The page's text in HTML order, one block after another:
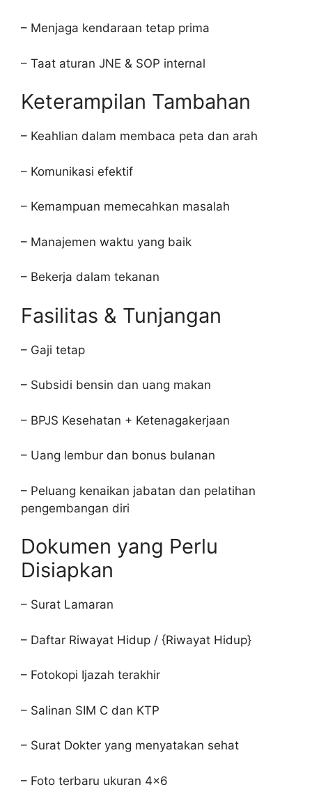
– Menjaga kendaraan tetap prima
– Taat aturan JNE & SOP internal
Keterampilan Tambahan
– Keahlian dalam membaca peta dan arah
– Komunikasi efektif
– Kemampuan memecahkan masalah
– Manajemen waktu yang baik
– Bekerja dalam tekanan
Fasilitas & Tunjangan
– Gaji tetap
– Subsidi bensin dan uang makan
– BPJS Kesehatan + Ketenagakerjaan
– Uang lembur dan bonus bulanan
– Peluang kenaikan jabatan dan pelatihan
pengembangan diri
Dokumen yang Perlu
Disiapkan
– Surat Lamaran
– Daftar Riwayat Hidup / {Riwayat Hidup}
– Fotokopi Ijazah terakhir
– Salinan SIM C dan KTP
– Surat Dokter yang menyatakan sehat
– Foto terbaru ukuran 4×6